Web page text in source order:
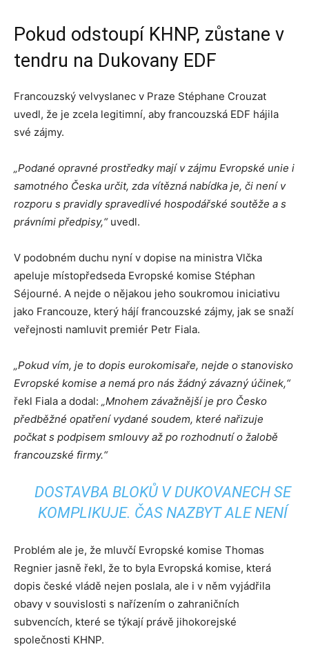
Pokud odstoupí KHNP, zůstane v
tendru na Dukovany EDF
Francouzský velvyslanec v Praze Stéphane Crouzat
uvedl, že je zcela legitimní, aby francouzská EDF hájila
své zájmy.
„Podané opravné prostředky mají v zájmu Evropské unie i
samotného Česka určit, zda vítězná nabídka je, či není v
rozporu s pravidly spravedlivé hospodářské soutěže a s
právními předpisy,“uvedl.
V podobném duchu nyní v dopise na ministra Vlčka
apeluje místopředseda Evropské komise Stéphan
Séjourné. A nejde o nějakou jeho soukromou iniciativu
jako Francouze, který hájí francouzské zájmy, jak se snaží
veřejnosti namluvit premiér Petr Fiala.
„Pokud vím, je to dopis eurokomisaře, nejde o stanovisko
Evropské komise a nemá pro nás žádný závazný účinek,“
řekl Fiala a dodal: „Mnohem závažnější je pro Česko
předběžné opatření vydané soudem, které nařizuje
počkat s podpisem smlouvy až po rozhodnutí o žalobě
francouzské firmy.“
DOSTAVBA BLOKŮ V DUKOVANECH SE
KOMPLIKUJE. ČAS NAZBYT ALE NENÍ
Problém ale je, že mluvčí Evropské komise Thomas
Regnier jasně řekl, že to byla Evropská komise, která
dopis české vládě nejen poslala, ale i v něm vyjádřila
obavy v souvislosti s nařízením o zahraničních
subvencích, které se týkají právě jihokorejské
společnosti KHNP.